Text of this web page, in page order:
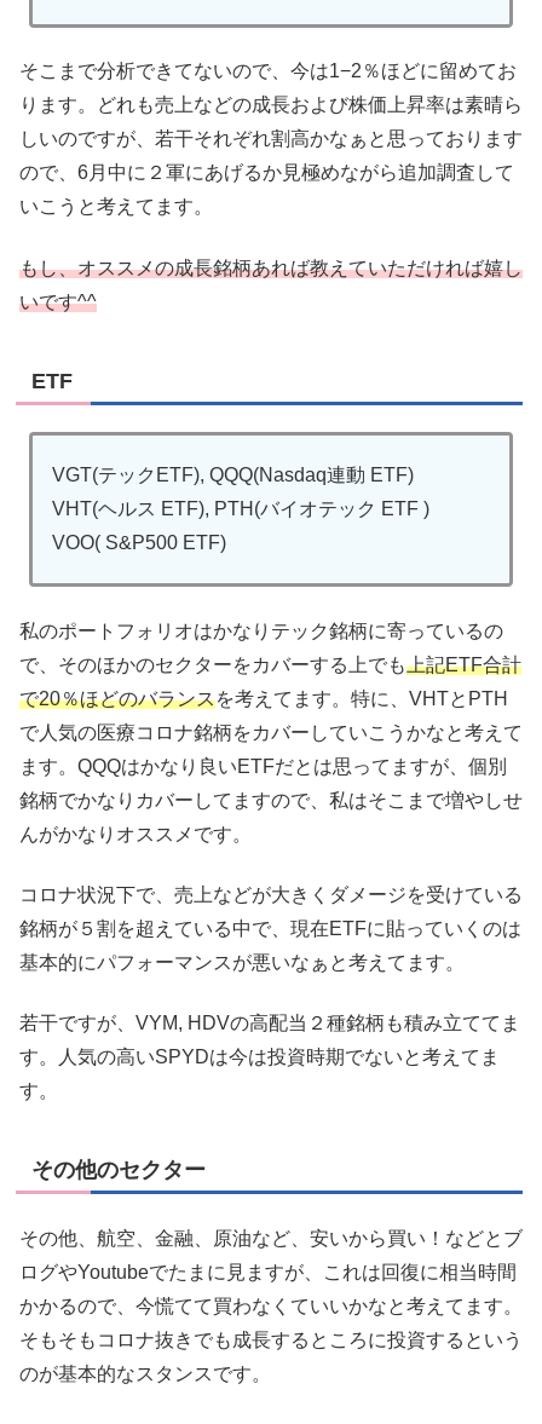
そこまで分析できてないので、今は1−2％ほどに留めてお
ります。どれも売上などの成長および株価上昇率は素晴ら
しいのですが、若干それぞれ割高かなぁと思っております
ので、6月中に２軍にあげるか見極めながら追加調査して
いこうと考えてます。
もし、オススメの成長銘柄あれば教えていただければ嬉し
いです^^
ETF
VGT(テックETF), QQQ(Nasdaq連動 ETF)
VHT(ヘルス ETF), PTH(バイオテック ETF )
VOO( S&P500 ETF)
私のポートフォリオはかなりテック銘柄に寄っているの
で、そのほかのセクターをカバーする上でも上記ETF合計
で20％ほどのバランスを考えてます。特に、VHTとPTH
で人気の医療コロナ銘柄をカバーしていこうかなと考えて
ます。QQQはかなり良いETFだとは思ってますが、個別
銘柄でかなりカバーしてますので、私はそこまで増やしせ
んがかなりオススメです。
コロナ状況下で、売上などが大きくダメージを受けている
銘柄が５割を超えている中で、現在ETFに貼っていくのは
基本的にパフォーマンスが悪いなぁと考えてます。
若干ですが、VYM, HDVの高配当２種銘柄も積み立ててま
す。人気の高いSPYDは今は投資時期でないと考えてま
す。
その他のセクター
その他、航空、金融、原油など、安いから買い！などとブ
ログやYoutubeでたまに見ますが、これは回復に相当時間
かかるので、今慌てて買わなくていいかなと考えてます。
そもそもコロナ抜きでも成長するところに投資するという
のが基本的なスタンスです。